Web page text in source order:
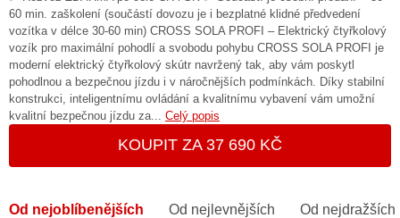
60 min. zaškolení (součástí dovozu je i bezplatné klidné předvedení
vozítka v délce 30-60 min) CROSS SOLA PROFI – Elektrický čtyřkolový
vozík pro maximální pohodlí a svobodu pohybu CROSS SOLA PROFI je
moderní elektrický čtyřkolový skútr navržený tak, aby vám poskytl
pohodlnou a bezpečnou jízdu i v náročnějších podmínkách. Díky stabilní
konstrukci, inteligentnímu ovládání a kvalitnímu vybavení vám umožní
kvalitní bezpečnou jízdu za... Celý popis
KOUPIT ZA 37 690 KČ
Od nejoblíbenějších Od nejlevnějších Od nejdražších